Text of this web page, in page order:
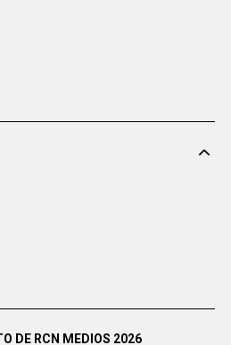
DE RCN MEDIOS 2026